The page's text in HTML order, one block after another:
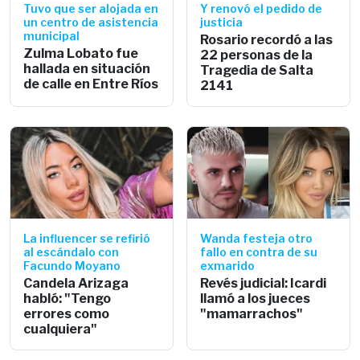
Tuvo que ser alojada en
un centro de asistencia
municipal
Zulma Lobato fue
hallada en situación
de calle en Entre Ríos
Y renovó el pedido de
justicia
Rosario recordó a las
22 personas de la
Tragedia de Salta
2141
La influencer se refirió
al escándalo con
Facundo Moyano
Candela Arizaga
habló: "Tengo
errores como
cualquiera"
Wanda festeja otro
fallo en contra de su
exmarido
Revés judicial: Icardi
llamó a los jueces
"mamarrachos"